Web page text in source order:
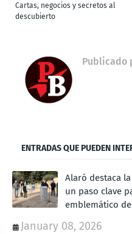
Cartas, negocios y secretos al
descubierto
Publicado
ENTRADAS QUE PUEDEN
Alaró destaca
un paso clave
emblemático
January 08, 2026